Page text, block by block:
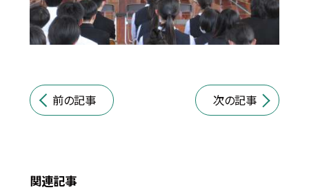
前の記事 次の記事
関連記事